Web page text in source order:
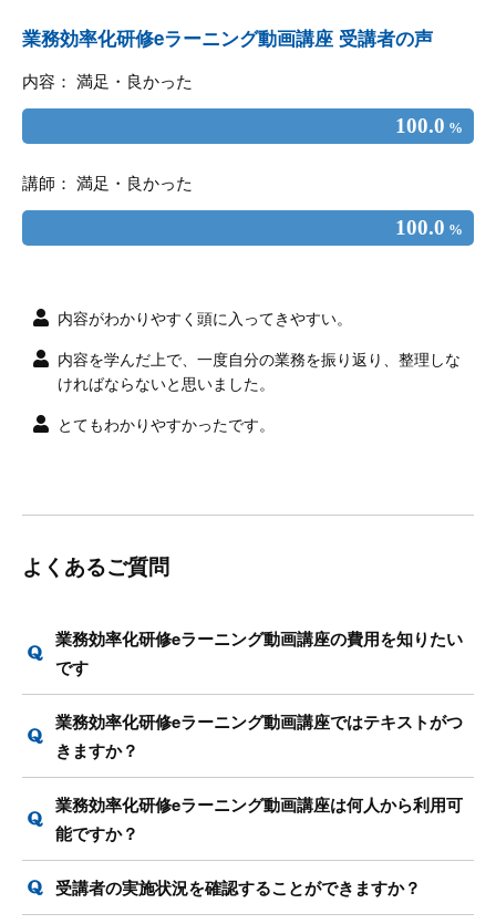
業務効率化研修eラーニング動画講座 受講者の声
内容： 満足・良かった
100.0 %
講師： 満足・良かった
100.0 %
内容がわかりやすく頭に入ってきやすい。
内容を学んだ上で、一度自分の業務を振り返り、整理しな
ければならないと思いました。
とてもわかりやすかったです。
よくあるご質問
業務効率化研修eラーニング動画講座の費用を知りたい
です
業務効率化研修eラーニング動画講座ではテキストがつ
きますか？
業務効率化研修eラーニング動画講座は何人から利用可
能ですか？
受講者の実施状況を確認することができますか？